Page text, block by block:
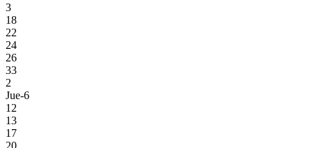
3
18
22
24
26
33
2
Jue-6
12
13
17
20